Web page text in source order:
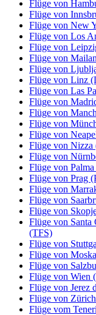
Flüge von
Flüge von
Flüge von New
Flüge von Los
Flüge von
Flüge von
Flüge von
Flüge von Linz
Flüge von Las
Flüge von
Flüge von
Flüge von
Flüge von
Flüge von
Flüge von
Flüge von
Flüge von Prag
Flüge von
Flüge von
Flüge von
Flüge von Santa
(TFS)
Flüge von
Flüge von
Flüge von
Flüge von Wien
Flüge von Jerez
Flüge von
Flüge vom